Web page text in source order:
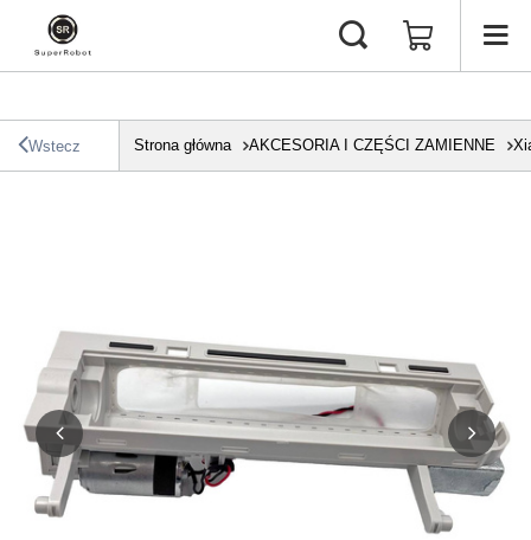
Wstecz Strona główna AKCESORIA I CZĘŚCI ZAMIENNE